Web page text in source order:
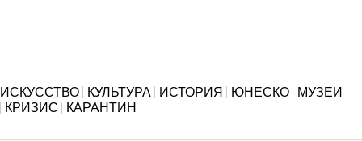
ИСКУССТВО КУЛЬТУРА ИСТОРИЯ ЮНЕСКО
МУЗЕИ
КРИЗИС
КАРАНТИН